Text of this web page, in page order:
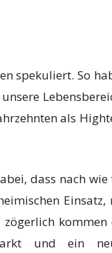
spekuliert. So
als
dass nach wie
Einsatz,
kommen
und ein